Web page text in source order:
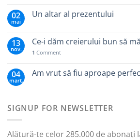
02
mai
Un altar al prezentului
13
nov.
Ce-i dăm creierului bun să
1 Comment
04
mart.
Am vrut să fiu aproape
SIGNUP FOR NEWSLETTER
Alătură-te celor 285.000 de abonați